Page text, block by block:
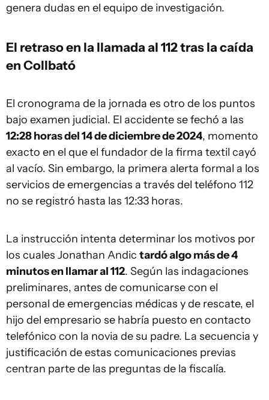
genera dudas en el equipo de investigación.
El retraso en la llamada al 112 tras la caída
en Collbató
El cronograma de la jornada es otro de los puntos
bajo examen judicial. El accidente se fechó a las
12:28 horas del 14 de diciembre de 2024, momento
exacto en el que el fundador de la firma textil cayó
al vacío. Sin embargo, la primera alerta formal a los
servicios de emergencias a través del teléfono 112
no se registró hasta las 12:33 horas.
La instrucción intenta determinar los motivos por
los cuales Jonathan Andic tardó algo más de 4
minutos en llamar al 112. Según las indagaciones
preliminares, antes de comunicarse con el
personal de emergencias médicas y de rescate, el
hijo del empresario se habría puesto en contacto
telefónico con la novia de su padre. La secuencia y
justificación de estas comunicaciones previas
centran parte de las preguntas de la fiscalía.